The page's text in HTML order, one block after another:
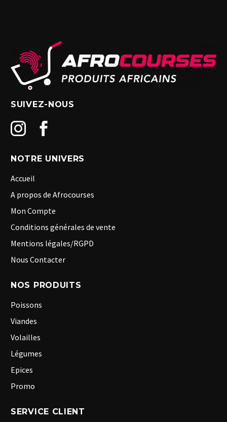
SUIVEZ-NOUS
NOTRE UNIVERS
Accueil
A propos de Afrocourses
Mon Compte
Conditions générales de vente
Mentions légales/RGPD
Nous Contacter
NOS PRODUITS
Poissons
Viandes
Volailles
Légumes
Epices
Promo
SERVICE CLIENT